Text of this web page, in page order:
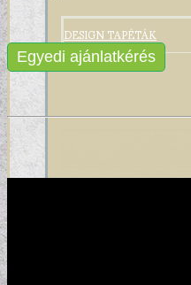
DESIGN TAPÉTÁK
Egyedi ajánlatkérés